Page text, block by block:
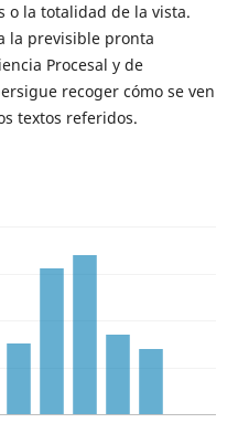
o la totalidad de la vista.
la previsible pronta
Procesal y de
recoger cómo se ven
textos referidos.